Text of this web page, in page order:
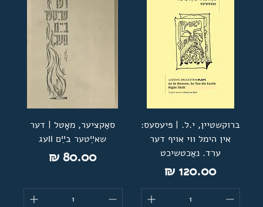
ברוקשטיין, י.ל. | פּיעסעס:
אין הימל ווי אויף דער
ערד. נאַכטשיכט
מחיר‏120.00 ‏₪
סאַקציער, מאָטל | דער
שאײַטער בײַם װעג
מחיר‏80.00 ‏₪